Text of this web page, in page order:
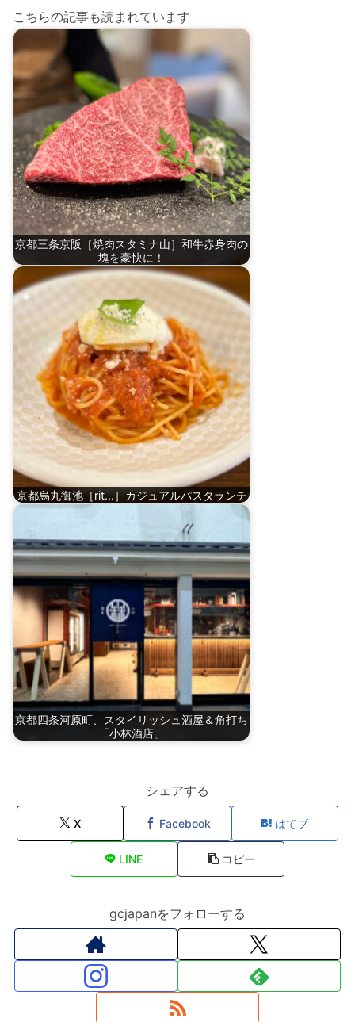
こちらの記事も読まれています
京都三条京阪［焼肉スタミナ山］和牛赤身肉の
塊を豪快に！
京都烏丸御池［rit...］カジュアルパスタランチ
京都四条河原町、スタイリッシュ酒屋＆角打ち
「小林酒店」
シェアする
X Facebook はてブ
LINE コピー
gcjapanをフォローする